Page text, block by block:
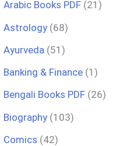
Arabic Books PDF (21)
Astrology (68)
Ayurveda (51)
Banking & Finance (1)
Bengali Books PDF (26)
Biography (103)
Comics (42)